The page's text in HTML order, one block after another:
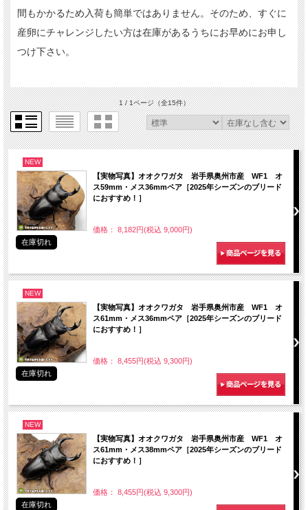
間もかかるため入荷も簡単ではありません。そのため、すぐに
産卵にチャレンジしたい方は在庫があるうちにお早めにお申し
つけ下さい。
1 / 1ページ（全15件）
NEW
【実物写真】オオクワガタ 岩手県奥州市産 WF1 オ
ス59mm・メス36mmペア［2025年シーズンのブリード
におすすめ！］
価格： 8,182円(税込 9,000円)
在庫切れ
NEW
【実物写真】オオクワガタ 岩手県奥州市産 WF1 オ
ス61mm・メス36mmペア［2025年シーズンのブリード
におすすめ！］
価格： 8,455円(税込 9,300円)
在庫切れ
NEW
【実物写真】オオクワガタ 岩手県奥州市産 WF1 オ
ス61mm・メス38mmペア［2025年シーズンのブリード
におすすめ！］
価格： 8,455円(税込 9,300円)
在庫切れ